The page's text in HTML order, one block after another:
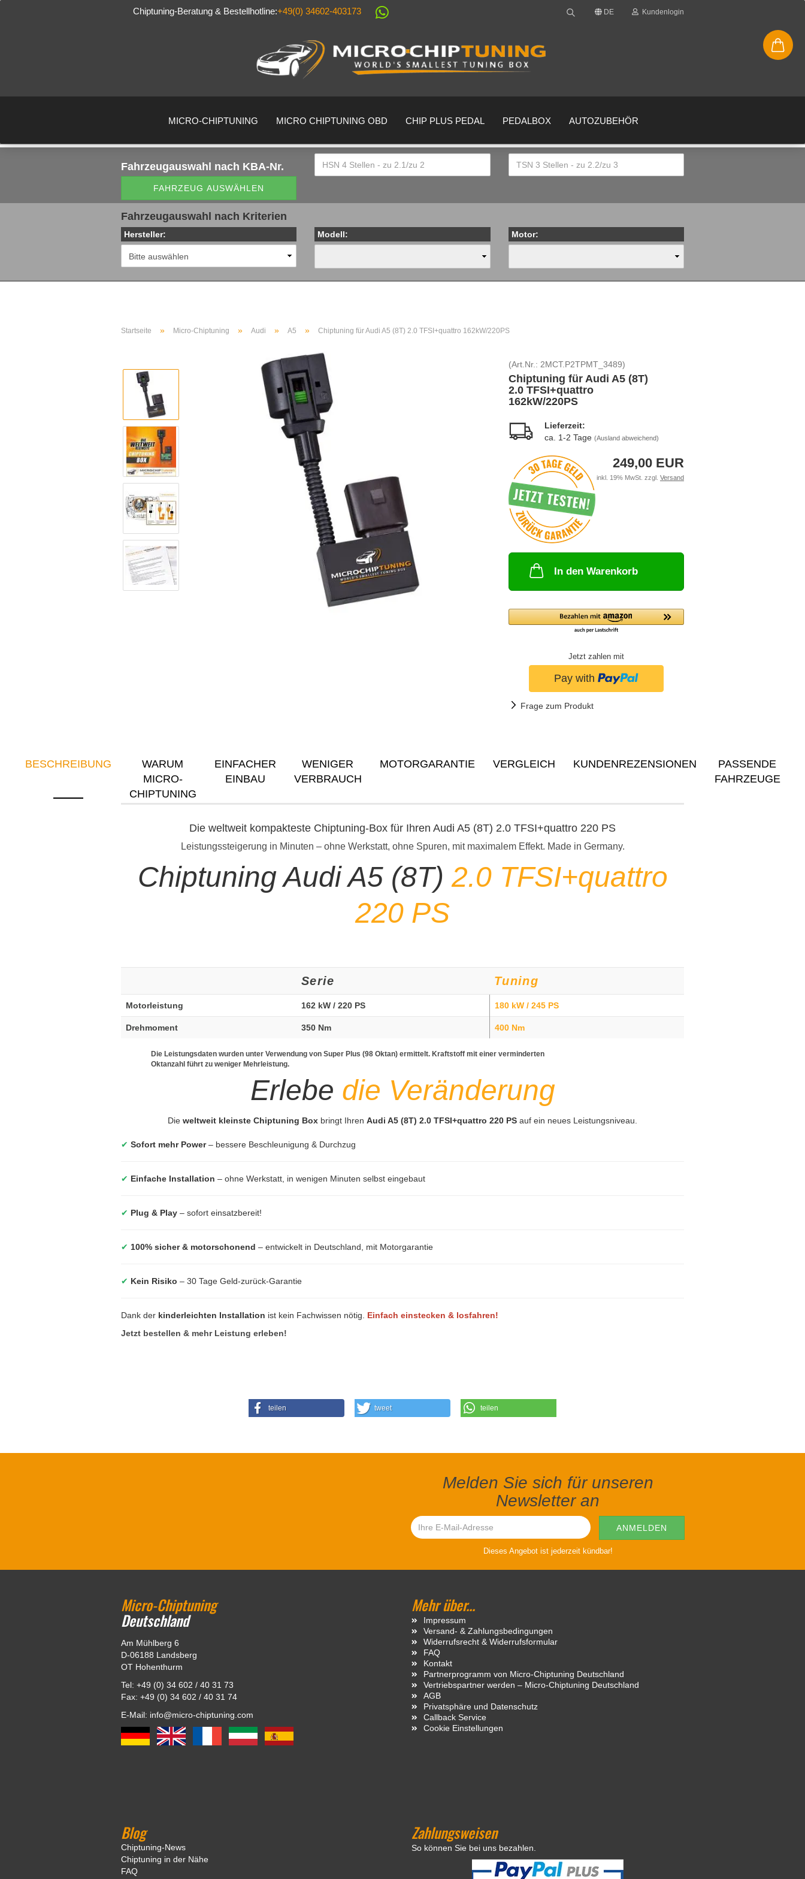
Chiptuning-Beratung & Bestellhotline:+49(0) 34602-403173 DE
Sprache auswählen
Kundenlogin
MICRO-CHIPTUNING MICRO CHIPTUNING OBD CHIP PLUS PEDAL PEDALBOX AUTOZUBEHÖR
Fahrzeugauswahl nach KBA-Nr.
FAHRZEUG AUSWÄHLEN
Fahrzeugauswahl nach Kriterien
Hersteller: Modell: Motor:
Startseite » Micro-Chiptuning » Audi » A5 » Chiptuning für Audi A5 (8T) 2.0 TFSI+quattro 162kW/220PS
(Art.Nr.: 2MCT.P2TPMT_3489)
Chiptuning für Audi A5 (8T)
2.0 TFSI+quattro
162kW/220PS
Lieferzeit:
ca. 1-2 Tage (Ausland abweichend)
249,00 EUR
inkl. 19% MwSt. zzgl. Versand
In den Warenkorb
Jetzt zahlen mit
Frage zum Produkt
BESCHREIBUNG
WARUM
MICRO-
CHIPTUNING
EINFACHER
EINBAU
WENIGER
VERBRAUCH
MOTORGARANTIE VERGLEICH KUNDENREZENSIONEN
PASSENDE
FAHRZEUGE
Die weltweit kompakteste Chiptuning-Box für Ihren Audi A5 (8T) 2.0 TFSI+quattro 220 PS
Leistungssteigerung in Minuten – ohne Werkstatt, ohne Spuren, mit maximalem Effekt. Made in Germany.
Chiptuning Audi A5 (8T) 2.0 TFSI+quattro
220 PS
Serie Tuning
Motorleistung 162 kW / 220 PS 180 kW / 245 PS
Drehmoment 350 Nm 400 Nm
Die Leistungsdaten wurden unter Verwendung von Super Plus (98 Oktan) ermittelt. Kraftstoff mit einer verminderten
Oktanzahl führt zu weniger Mehrleistung.
Erlebe die Veränderung
Die weltweit kleinste Chiptuning Box bringt Ihren Audi A5 (8T) 2.0 TFSI+quattro 220 PS auf ein neues Leistungsniveau.
✔ Sofort mehr Power– bessere Beschleunigung & Durchzug
✔ Einfache Installation – ohne Werkstatt, in wenigen Minuten selbst eingebaut
✔ Plug & Play – sofort einsatzbereit!
✔ 100% sicher & motorschonend – entwickelt in Deutschland, mit Motorgarantie
✔ Kein Risiko – 30 Tage Geld-zurück-Garantie
Dank der kinderleichten Installation ist kein Fachwissen nötig. Einfach einstecken & losfahren!
Jetzt bestellen & mehr Leistung erleben!
teilen tweet teilen
Melden Sie sich für unseren
Newsletter an
Dieses Angebot ist jederzeit kündbar!
Micro-Chiptuning
Deutschland
Am Mühlberg 6
D-06188 Landsberg
OT Hohenthurm
Tel: +49 (0) 34 602 / 40 31 73
Fax: +49 (0) 34 602 / 40 31 74
E-Mail: info@micro-chiptuning.com
Mehr über...
Impressum
Versand- & Zahlungsbedingungen
Widerrufsrecht & Widerrufsformular
FAQ
Kontakt
Partnerprogramm von Micro-Chiptuning Deutschland
Vertriebspartner werden – Micro-Chiptuning Deutschland
AGB
Privatsphäre und Datenschutz
Callback Service
Cookie Einstellungen
Blog
Chiptuning-News
Chiptuning in der Nähe
FAQ
Zahlungsweisen
So können Sie bei uns bezahlen.